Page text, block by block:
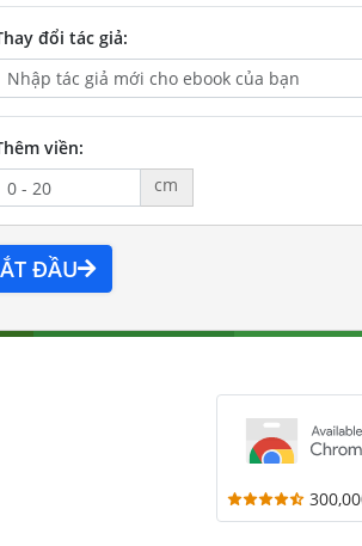
đổi tác giả:
viền:
cm
ĐẦU